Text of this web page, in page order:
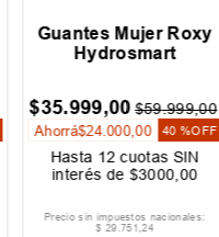
Guantes Mujer Roxy
Hydrosmart
$35.999,00 $59.999,00
Ahorrá$24.000,00 40 %OFF
Hasta 12 cuotas SIN
interés de$3000 00
Precio sin impuestos nacionales:
$ 29.751,24